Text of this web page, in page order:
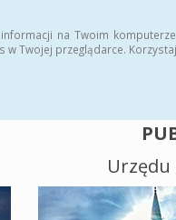
na Twoim
Twojej przeglądarce.
Urzędu